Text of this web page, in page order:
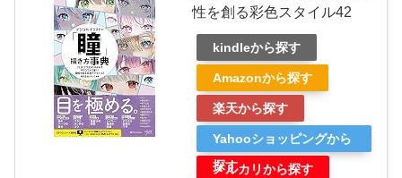
性を創る彩色スタイル42
kindleから探す
Amazonから探す
楽天から探す
Yahooショッピングから
探す
メルカリから探す